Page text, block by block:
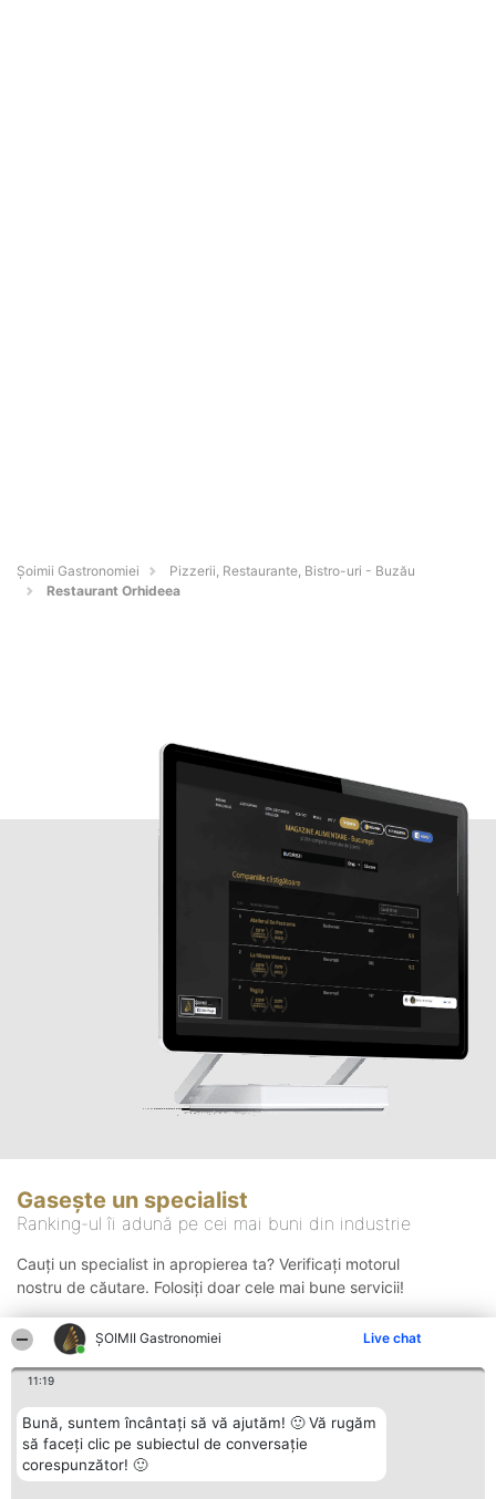
ȘOIMII Gastronomiei Live chat
11:19
Bună, suntem încântați să vă ajutăm! 🙂 Vă rugăm
să faceți clic pe subiectul de conversație
corespunzător! 🙂
Șoimii Gastronomiei
Pizzerii, Restaurante, Bistro-uri - Buzău
Restaurant Orhideea
Gasește un specialist
Ranking-ul îi adună pe cei mai buni din industrie
Cauți un specialist in apropierea ta? Verificați motorul
nostru de căutare. Folosiți doar cele mai bune servicii!